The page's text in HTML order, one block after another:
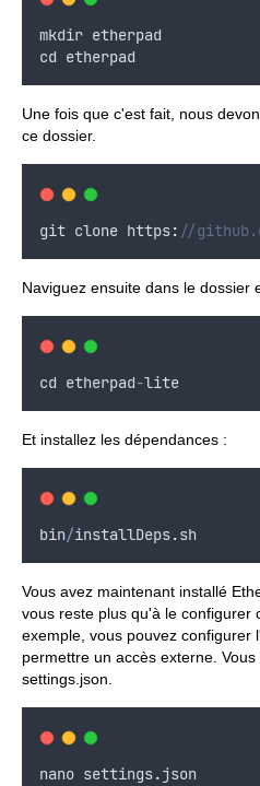
mkdir etherpad
cd etherpad
Une fois que c'est fait, nous
ce dossier.
git clone https: //
Naviguez ensuite dans le dossier
cd etherpad-lite
Et installez les dépendances :
bin/installDeps.sh
Vous avez maintenant installé
vous reste plus qu'à le configurer
exemple, vous pouvez configurer
permettre un accès externe.
settings.json.
nano settings.json